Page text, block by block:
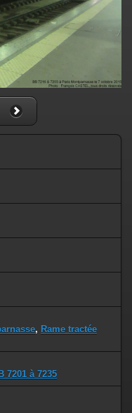
, Rame tractée
7201 à 7235